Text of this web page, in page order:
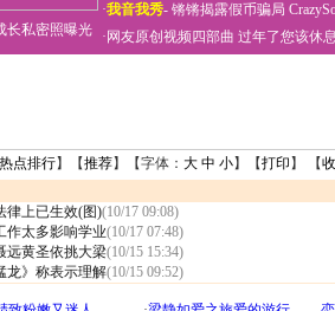
长私密照曝光
·我音我秀- 锵锵揭露假币骗局
· 网友原创视频四部曲 过年了您该休
热点排行】【推荐】【字体： 大 中 小】【打印 】 【
律上已生效(图)(10/17 09:08)
作太多影响学业(10/17 07:48)
远黄圣依挑大梁(10/15 15:34)
龙》称表示理解(10/15 09:52)